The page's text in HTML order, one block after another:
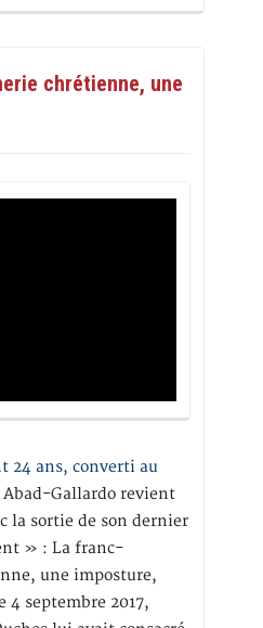
chrétienne, une
24 ans, converti au
Abad-Gallardo revient
la sortie de son dernier
» : La franc-
une imposture,
4 septembre 2017,